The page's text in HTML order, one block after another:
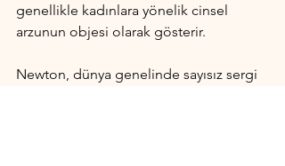
genellikle kadınlara yönelik cinsel
arzunun objesi olarak gösterir.
Newton, dünya genelinde sayısız sergi